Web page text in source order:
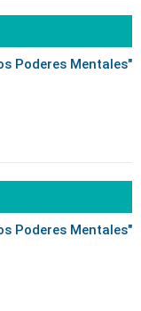
Poderes Mentales"
Poderes Mentales"